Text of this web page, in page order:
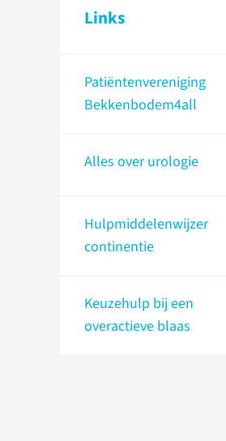
Links
Patiëntenvereniging
Bekkenbodem4all
Alles over urologie
Hulpmiddelenwijzer
continentie
Keuzehulp bij een
overactieve blaas